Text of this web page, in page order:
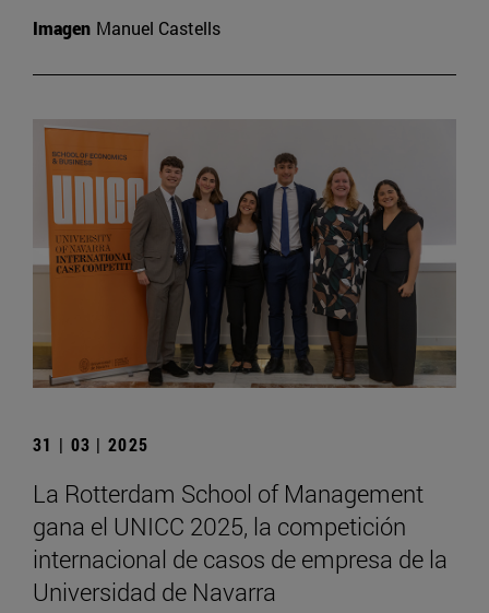
Imagen Manuel Castells
31 | 03 | 2025
La Rotterdam School of Management
gana el UNICC 2025, la competición
internacional de casos de empresa de la
Universidad de Navarra